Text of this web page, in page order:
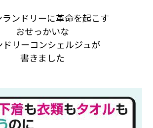
ランドリーに革命を起こす
おせっかいな
ドリーコンシェルジュが
書きました